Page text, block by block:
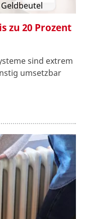
zu 20 Prozent
sind extrem
umsetzbar